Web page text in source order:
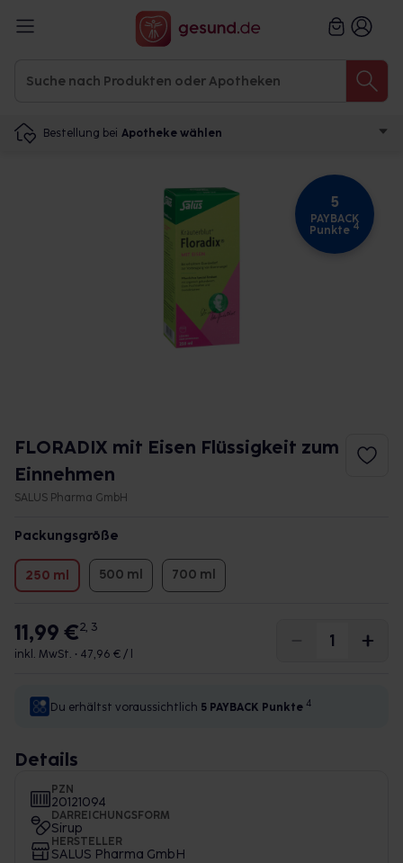
Bestellung bei Apotheke wählen
5
PAYBACK
Punkte 4
FLORADIX mit Eisen Flüssigkeit zum
Einnehmen
SALUS Pharma GmbH
Packungsgröße
250 ml 500 ml 700 ml
11,99 €2, 3
inkl. MwSt. • 47,96 € / l
Du erhältst voraussichtlich 5 PAYBACK Punkte 4
Details
PZN
20121094
DARREICHUNGSFORM
Sirup
HERSTELLER
SALUS Pharma GmbH